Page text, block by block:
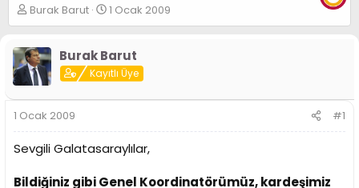
K
o
u
y
u
B
a
ş
a
a
Burak Barut
B
a
l
a
n
g
a
i
1 Ocak 2009
Burak Barut
Kayıtlı Üye
1 Ocak 2009 #1
Sevgili Galatasaraylılar,
Bildiğiniz gibi Genel Koordinatörümüz, kardeşimiz